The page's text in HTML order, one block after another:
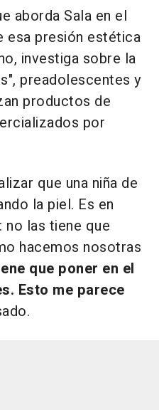
aborda Sala en el
esa presión estética
investiga sobre la
preadolescentes y
productos de
por
que una niña de
la piel. Es en
no las tiene que
hacemos nosotras
que poner en el
Esto me parece